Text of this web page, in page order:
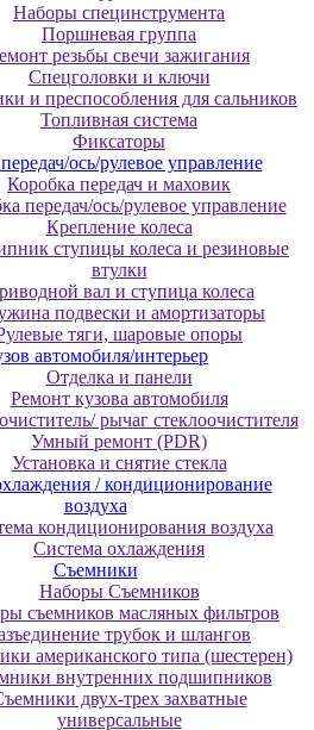
Наборы специнструмента
Поршневая группа
резьбы свечи зажигания
Спецголовки и ключи
и преспособления для сальников
Топливная система
Фиксаторы
ось/рулевое управление
Коробка передач и маховик
передач/ось/рулевое управление
Крепление колеса
ступицы колеса и резиновые
втулки
вал и ступица колеса
подвески и амортизаторы
тяги, шаровые опоры
автомобиля/интерьер
Отделка и панели
Ремонт кузова автомобиля
рычаг стеклоочистителя
Умный ремонт (PDR)
Установка и снятие стекла
/ кондиционирование
воздуха
кондиционирования воздуха
Система охлаждения
Съемники
Наборы Съемников
съемников масляных фильтров
трубок и шлангов
американского типа (шестерен)
внутренних подшипников
двух-трех захватные
универсальные